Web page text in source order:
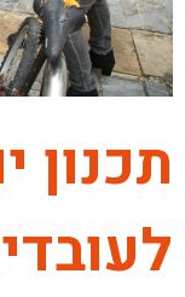
תכנון